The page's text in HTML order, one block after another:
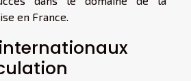
en France.